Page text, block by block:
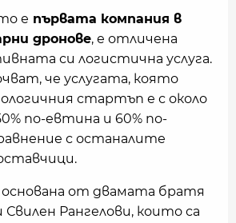
е първата компания в
дронове, е отличена
си логистична услуга.
че услугата, която
стартъп е с около
по-евтина и 60% по-
с останалите
от двамата братя
Рангелови, които са